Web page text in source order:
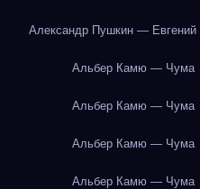
Александр Пушкин — Евгений
Альбер Камю — Чума
Альбер Камю — Чума
Альбер Камю — Чума
Альбер Камю — Чума